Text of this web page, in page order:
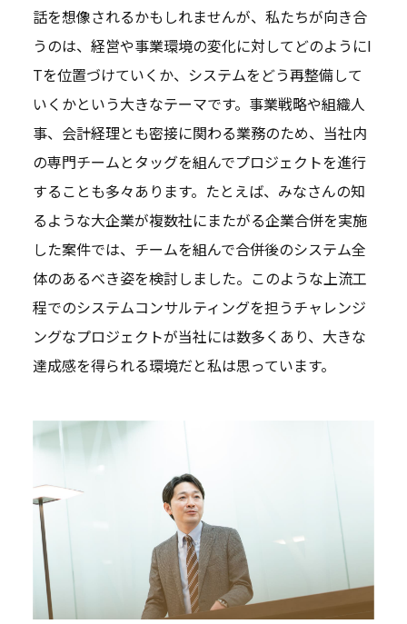
話を想像されるかもしれませんが、私たちが向き合
うのは、経営や事業環境の変化に対してどのようにI
Tを位置づけていくか、システムをどう再整備して
いくかという大きなテーマです。事業戦略や組織人
事、会計経理とも密接に関わる業務のため、当社内
の専門チームとタッグを組んでプロジェクトを進行
することも多々あります。たとえば、みなさんの知
るような大企業が複数社にまたがる企業合併を実施
した案件では、チームを組んで合併後のシステム全
体のあるべき姿を検討しました。このような上流工
程でのシステムコンサルティングを担うチャレンジ
ングなプロジェクトが当社には数多くあり、大きな
達成感を得られる環境だと私は思っています。